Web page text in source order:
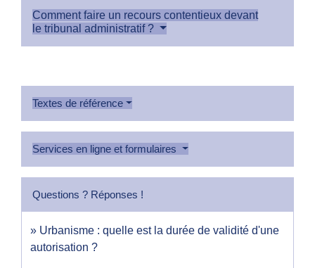
Comment faire un recours contentieux devant
le tribunal administratif ?
Textes de référence
Services en ligne et formulaires
Questions ? Réponses !
Urbanisme : quelle est la durée de validité d'une
autorisation ?